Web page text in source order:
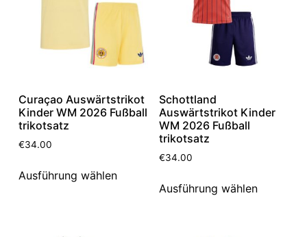
Curaçao Auswärtstrikot
Kinder WM 2026 Fußball
trikotsatz
€34.00
Ausführung wählen
Schottland
Auswärtstrikot Kinder
WM 2026 Fußball
trikotsatz
€34.00
Ausführung wählen